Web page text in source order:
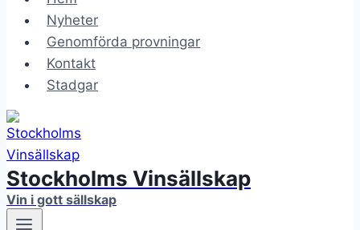
Nyheter
Genomförda provningar
Kontakt
Stadgar
Stockholms Vinsällskap
Vin i gott sällskap